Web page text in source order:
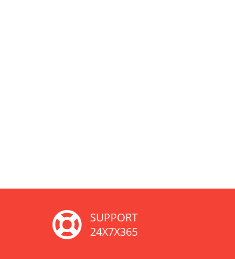
SUPPORT
24X7X365